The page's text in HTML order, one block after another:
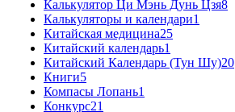
Калькулятор Ци Мэнь Дунь Цзя8
Калькуляторы и календари1
Китайская медицина25
Китайский календарь1
Китайский Календарь (Тун Шу)20
Книги5
Компасы Лопань1
Конкурс21